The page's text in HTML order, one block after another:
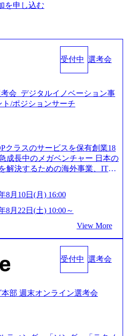
を申し込む
受付中 選考会
考会_デジタルイノベーション事
/ポジションサーチ
クラスのサービスを保有創業18
成長中のメガベンチャー 日本の
解決するための海外事業、IT事
ルインハウスの組織体制をとっ
発などの人員調達できる 独立資
造の自由度が高い https://storag
3e54-4f03-b076-00318d5c0dff_120
式会社 会社説明資料 (https://spea
hui-she-shao-jie-zi-liao-zhong-tu-
」「事業・サービス」「カルチャ
リアルを取り上げています！ (htt
整備事業委託業務」を受託 (http
レバレ
理システム「NALYSYS」リリー
8月10日(月) 16:00
8月22日(土) 10:00～
View More
受付中 選考会
部 週末オンライン選考会